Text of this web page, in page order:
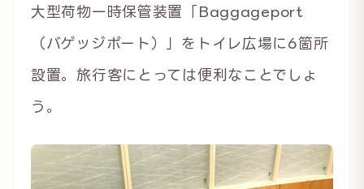
大型荷物一時保管装置「Baggageport
（バゲッジポート）」をトイレ広場に6箇所
設置。旅行客にとっては便利なことでしょ
う。